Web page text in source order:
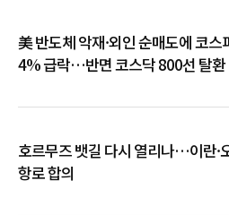
美 반도체 악재·외인 순매도에 코스
4% 급락…반면 코스닥 800선 탈환
호르무즈 뱃길 다시 열리나…이란·
항로 합의